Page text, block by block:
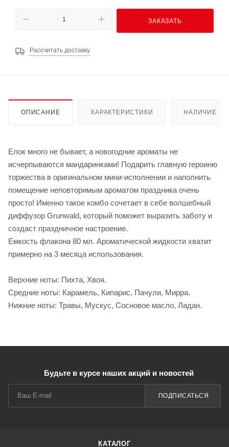
ЗАКАЗАТЬ
Рассчитать доставку
ОПИСАНИЕ ХАРАКТЕРИСТИКИ НАЛИЧИЕ
Елок много не бывает, а новогодние ароматы не
исчерпываются мандаринками! Подарить главную героиню
торжества в оригинальном мини-исполнении и наполнить
помещение неповторимым ароматом праздника очень
просто! Именно такое комбо сочетает в себе волшебный
диффузор Grunwald, который поможет выразить заботу и
создаст праздничное настроение.
Емкость флакона 80 мл. Ароматической жидкости хватит
примерно на 3 месяца использования.
Верхние ноты: Пихта, Хвоя.
Средние ноты: Карамель, Кипарис, Пачули, Мирра.
Нижние ноты: Травы, Мускус, Сосновое масло, Ладан.
Будьте в курсе наших акций и новостей
ПОДПИСАТЬСЯ
КАТАЛОГ